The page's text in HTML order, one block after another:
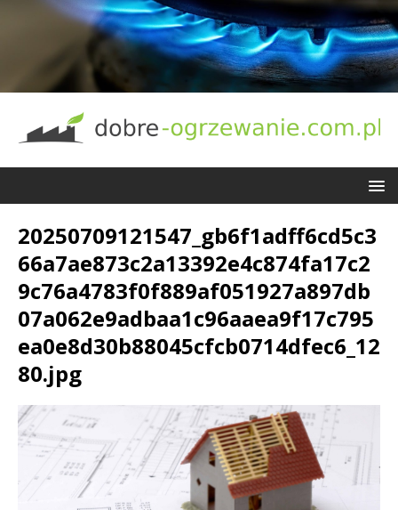
20250709121547_gb6f1adff6cd5c3
66a7ae873c2a13392e4c874fa17c2
9c76a4783f0f889af051927a897db
07a062e9adbaa1c96aaea9f17c795
ea0e8d30b88045cfcb0714dfec6_12
80.jpg